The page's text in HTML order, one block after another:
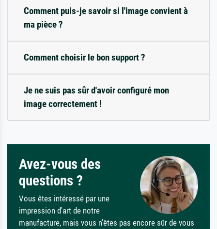
Comment puis-je savoir si l'image convient à
ma pièce ?
Comment choisir le bon support ?
Je ne suis pas sûr d'avoir configuré mon
image correctement !
Avez-vous des
questions ?
Vous êtes intéressé par une
impression d'art de notre
manufacture, mais vous n'êtes pas encore sûr de vous